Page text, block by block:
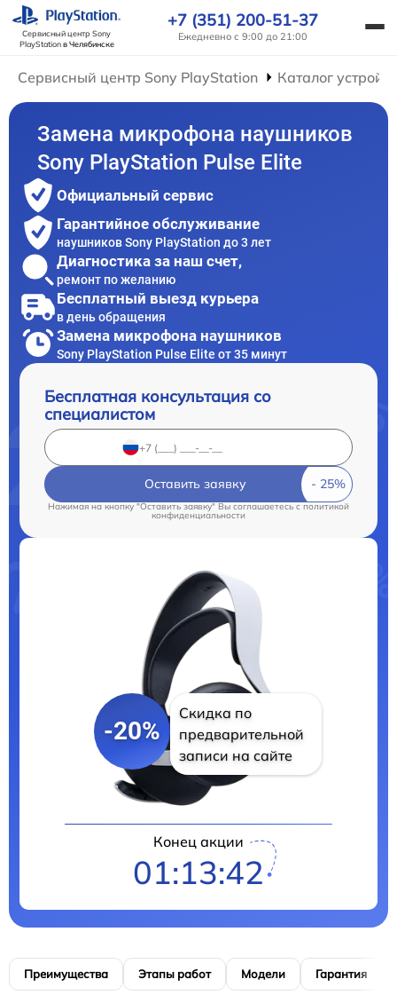
Сервисный центр Sony
PlayStationв Челябинске
+7 (351) 200-51-37
Ежедневно с 9:00 до 21:00
Сервисный центр Sony PlayStation Каталог
Замена микрофона наушников
Sony PlayStation Pulse Elite
Официальный сервис
Гарантийное обслуживание
наушников Sony PlayStation до 3 лет
Диагностика за наш счет,
ремонт по желанию
Бесплатный выезд курьера
в день обращения
Замена микрофона наушников
Sony PlayStation Pulse Elite от 35 минут
Бесплатная консультация со
специалистом
Оставить заявку
Нажимая на кнопку "Оставить заявку" Вы соглашаетесь cполитикой
конфиденциальности
-20%
Скидка по
предварительной
записи на сайте
Конец акции
01:13:41
Преимущества Этапы работ Модели Гарантия